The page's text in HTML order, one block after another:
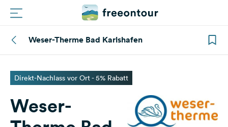
Plätze
Magazin
Weser-Therme Bad Karlshafen
Direkt-Nachlass vor Ort - 5% Rabatt
Weser-